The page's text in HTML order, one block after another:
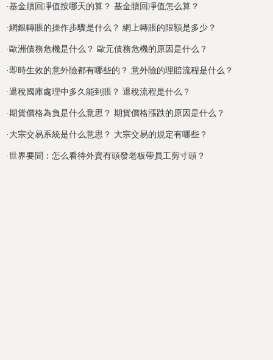
·基金贖回凈值按哪天的算？ 基金贖回凈值怎么算？
·網銀轉賬的操作步驟是什么？ 網上轉賬的限額是多少？
· 歐洲債務危機是什么？ 歐元債務危機的原因是什么？
· 即時生效的意外險都有哪些的？ 意外險的理賠流程是什么？
·退稅國庫處理中多久能到賬？ 退稅流程是什么？
·期貨價格為負是什么意思？ 期貨價格漲跌的原因是什么？
· 大宗交易系統是什么意思？ 大宗交易的規定有哪些？
·世界要聞：怎么看待外賣有頭發老板帶員工剪寸頭？